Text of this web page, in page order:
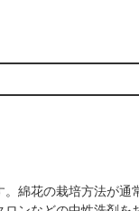
綿花の栽培方法が